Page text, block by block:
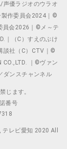
声優ラジオのウラオ
作委員会2024｜©
員会2026｜©メ～テ
｜（C）すえのぶけ
談社（C）CTV｜©
CO.,LTD. ｜©ヴァン
ダンスチャンネル
じます。
番号
レビ愛知 2020 All